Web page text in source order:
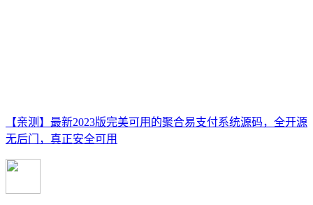
【亲测】最新2023版完美可用的聚合易支付系统源码，全开源
无后门，真正安全可用